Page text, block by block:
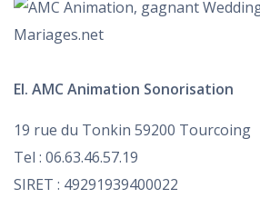
EI. AMC Animation Sonorisation
19 rue du Tonkin 59200 Tourcoing
Tel : 06.63.46.57.19
SIRET : 49291939400022